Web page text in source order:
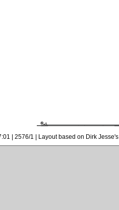
| 2576/1 | Layout based on Dirk Jesse's